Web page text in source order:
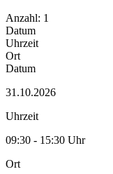
Anzahl: 1
Datum
Uhrzeit
Ort
Datum
31.10.2026
Uhrzeit
09:30 - 15:30 Uhr
Ort